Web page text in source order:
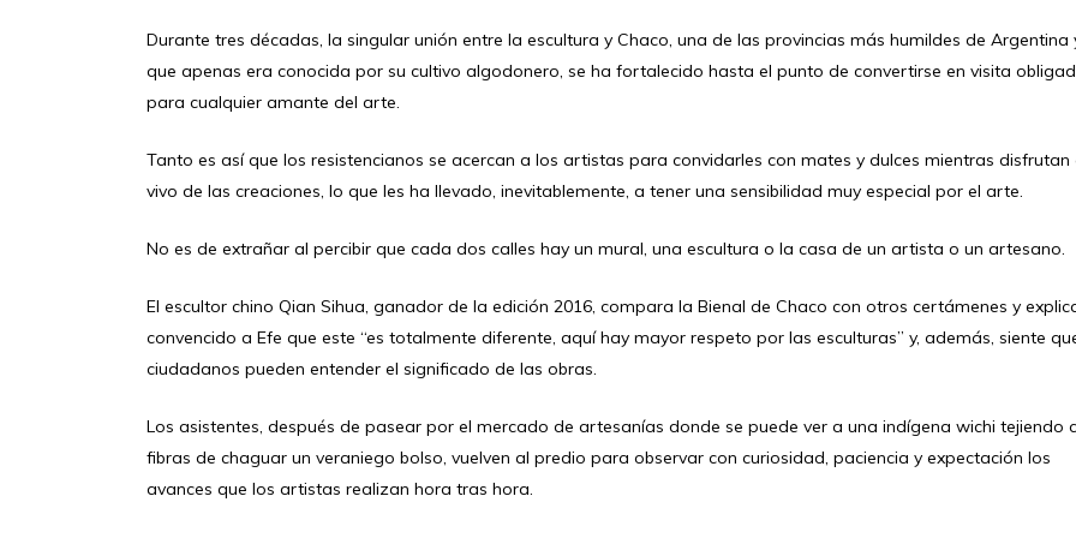
Durante tres décadas, la singular unión entre la escultura y Chaco, una de las provincias más humildes de Argentina
que apenas era conocida por su cultivo algodonero, se ha fortalecido hasta el punto de convertirse en visita
para cualquier amante del arte.
Tanto es así que los resistencianos se acercan a los artistas para convidarles con mates y dulces mientras disfrutan
vivo de las creaciones, lo que les ha llevado, inevitablemente, a tener una sensibilidad muy especial por el arte.
No es de extrañar al percibir que cada dos calles hay un mural, una escultura o la casa de un artista o un artesano.
El escultor chino Qian Sihua, ganador de la edición 2016, compara la Bienal de Chaco con otros certámenes y
convencido a Efe que este “es totalmente diferente, aquí hay mayor respeto por las esculturas” y, además, siente
ciudadanos pueden entender el significado de las obras.
Los asistentes, después de pasear por el mercado de artesanías donde se puede ver a una indígena wichi tejiendo
fibras de chaguar un veraniego bolso, vuelven al predio para observar con curiosidad, paciencia y expectación los
avances que los artistas realizan hora tras hora.